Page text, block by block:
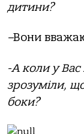
дитини?
–Вони
-А коли у
зрозуміли,
боки?